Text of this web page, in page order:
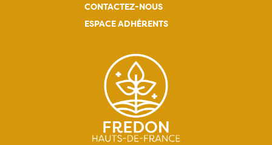
CONTACTEZ-NOUS
ESPACE ADHÉRENTS